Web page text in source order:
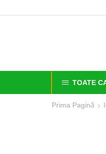
TOATE
Prima Pagină